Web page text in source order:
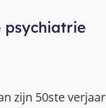
psychiatrie
zijn 50ste